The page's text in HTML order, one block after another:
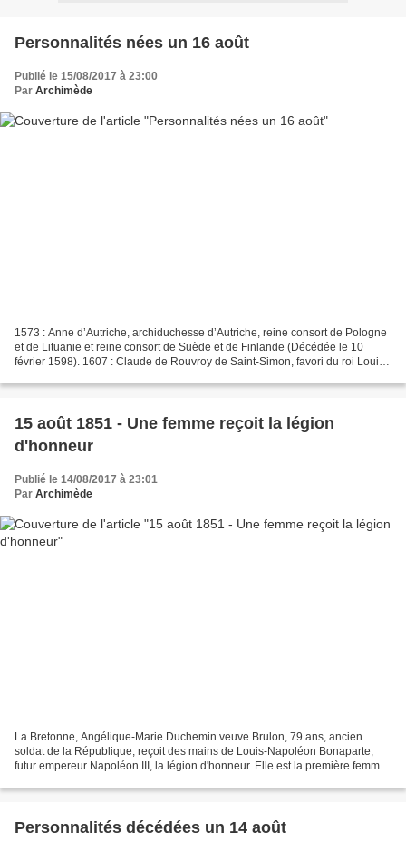
Personnalités nées un 16 août
Publié le 15/08/2017 à 23:00
Par Archimède
1573 : Anne d’Autriche, archiduchesse d’Autriche, reine consort de Pologne
et de Lituanie et reine consort de Suède et de Finlande (Décédée le 10
février 1598). 1607 : Claude de Rouvroy de Saint-Simon, favori du roi Louis
15 août 1851 - Une femme reçoit la légion
d'honneur
Publié le 14/08/2017 à 23:01
Par Archimède
La Bretonne, Angélique-Marie Duchemin veuve Brulon, 79 ans, ancien
soldat de la République, reçoit des mains de Louis-Napoléon Bonaparte,
futur empereur Napoléon III, la légion d'honneur. Elle est la première femme
Personnalités décédées un 14 août